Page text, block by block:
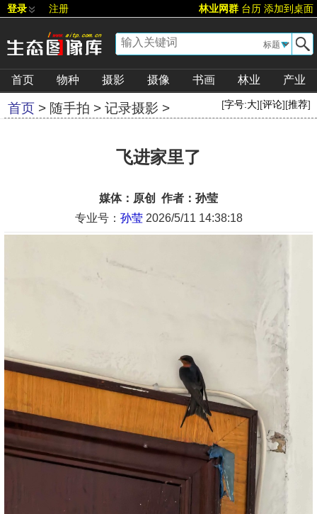
登录 注册 林业网群 台历 添加到桌面
▼
首页 物种 摄影 摄像 书画 林业 产业
首页 > 随手拍 > 记录摄影 > [字号:大][评论][推荐]
飞进家里了
媒体：原创 作者：孙莹
专业号： 孙莹 2026/5/11 14:38:18